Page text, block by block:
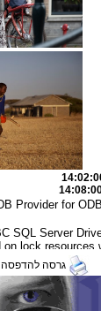
גרסה להדפסה